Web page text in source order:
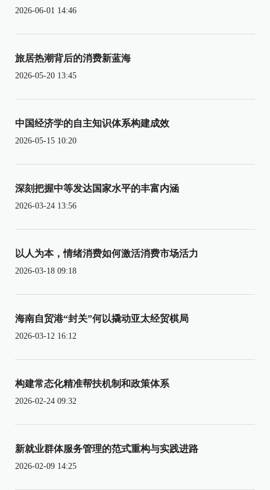
2026-06-01 14:46
旅居热潮背后的消费新蓝海
2026-05-20 13:45
中国经济学的自主知识体系构建成效
2026-05-15 10:20
深刻把握中等发达国家水平的丰富内涵
2026-03-24 13:56
以人为本，情绪消费如何激活消费市场活力
2026-03-18 09:18
海南自贸港“封关”何以撬动亚太经贸棋局
2026-03-12 16:12
构建常态化精准帮扶机制和政策体系
2026-02-24 09:32
新就业群体服务管理的范式重构与实践进路
2026-02-09 14:25